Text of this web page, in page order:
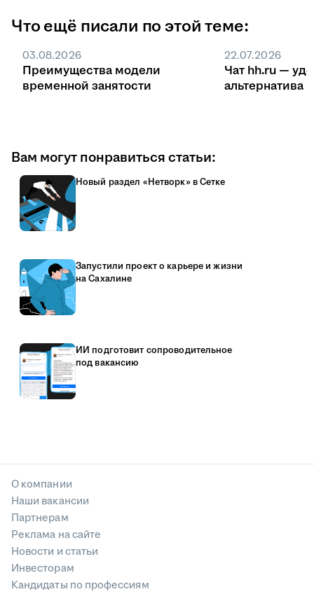
Что ещё писали по этой теме:
03.08.2026
Преимущества модели
временной занятости
22.07.2026
Чат hh.ru —
Вам могут понравиться статьи:
Новый раздел «Нетворк» в Сетке
Запустили проект о карьере и жизни
на Сахалине
ИИ подготовит сопроводительное
под вакансию
О компании
Наши вакансии
Партнерам
Реклама на сайте
Новости и статьи
Инвесторам
Кандидаты по профессиям